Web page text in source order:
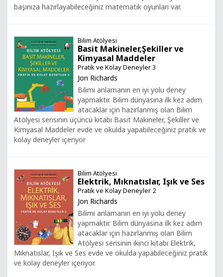
başınıza hazırlayabileceğiniz matematik oyunları var.
Bilim Atölyesi
Basit Makineler,Şekiller ve
Kimyasal Maddeler
Pratik ve Kolay Deneyler 3
Jon Richards
Bilimi anlamanın en iyi yolu deney
yapmaktır. Bilim dünyasına ilk kez adım
atacaklar için hazırlanmış olan Bilim
Atölyesi serisinin üçüncü kitabı Basit Makineler, Şekiller ve
Kimyasal Maddeler evde ve okulda yapabileceğiniz pratik ve
kolay deneyler içeriyor
Bilim Atölyesi
Elektrik, Mıknatıslar, Işık ve Ses
Pratik ve Kolay Deneyler 2
Jon Richards
Bilimi anlamanın en iyi yolu deney
yapmaktır. Bilim dünyasına ilk kez adım
atacaklar için hazırlanmış olan Bilim
Atölyesi serisinin ikinci kitabı Elektrik,
Mıknatıslar, Işık ve Ses evde ve okulda yapabileceğiniz pratik
ve kolay deneyler içeriyor.